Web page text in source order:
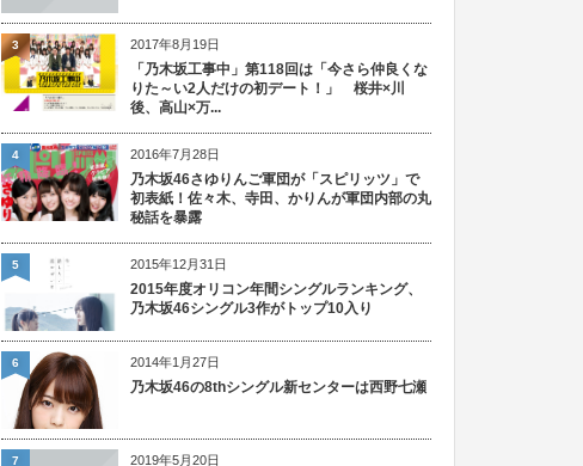
2017年8月19日
「乃木坂工事中」第118回は「今さら仲良くな
りた～い2人だけの初デート！」 桜井×川
後、高山×万...
3
2016年7月28日
乃木坂46さゆりんご軍団が「スピリッツ」で
初表紙！佐々木、寺田、かりんが軍団内部の丸
秘話を暴露
4
2015年12月31日
2015年度オリコン年間シングルランキング、
乃木坂46シングル3作がトップ10入り
5
2014年1月27日
乃木坂46の8thシングル新センターは西野七瀬
6
2019年5月20日
7